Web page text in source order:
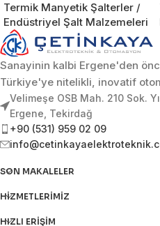
Termik Manyetik Şalterler /
Endüstriyel Şalt Malzemeleri
Sanayinin kalbi Ergene'den
Türkiye'ye nitelikli, inovatif
Velimeşe OSB Mah. 210 Sok.
Ergene, Tekirdağ
+90 (531) 959 02 09
SON MAKALELER
HIZMETLERIMIZ
HIZLI ERIŞIM